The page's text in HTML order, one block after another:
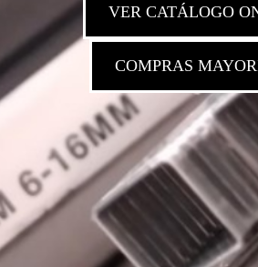
VER CATÁLOGO
COMPRAS